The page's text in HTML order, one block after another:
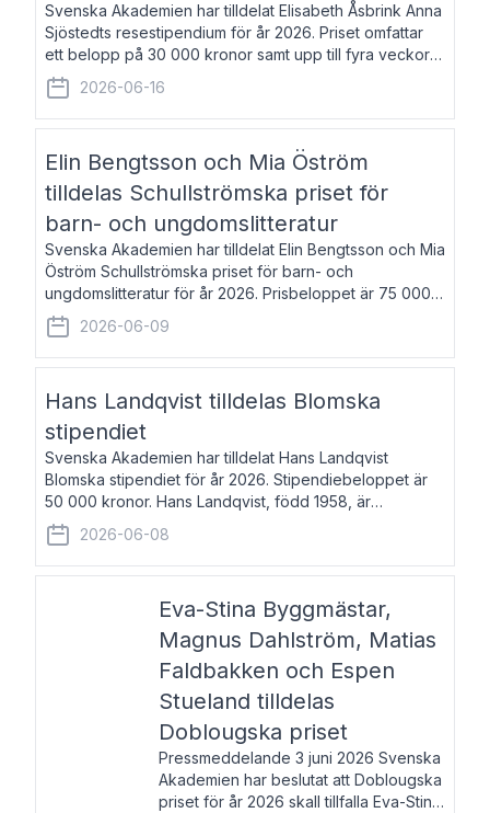
Svenska Akademien har tilldelat Elisabeth Åsbrink Anna
Sjöstedts resestipendium för år 2026. Priset omfattar
ett belopp på 30 000 kronor samt upp till fyra veckors
fri vistelse i Akademiens lägenhet i Berlin. Elisabeth
Åsbrink, född 1965 oc
2026-06-16
Elin Bengtsson och Mia Öström
tilldelas Schullströmska priset för
barn- och ungdomslitteratur
Svenska Akademien har tilldelat Elin Bengtsson och Mia
Öström Schullströmska priset för barn- och
ungdomslitteratur för år 2026. Prisbeloppet är 75 000
kronor vardera. Elin Bengtsson, född 1987, är författare
och forskare i genusvetenskap.
2026-06-09
Hans Landqvist tilldelas Blomska
stipendiet
Svenska Akademien har tilldelat Hans Landqvist
Blomska stipendiet för år 2026. Stipendiebeloppet är
50 000 kronor. Hans Landqvist, född 1958, är
professor i svenska vid Göteborgs universitet. Han
disputerade år 2000 på avhandlingen Författn
2026-06-08
Eva-Stina Byggmästar,
Magnus Dahlström, Matias
Faldbakken och Espen
Stueland tilldelas
Doblougska priset
Pressmeddelande 3 juni 2026 Svenska
Akademien har beslutat att Doblougska
priset för år 2026 skall tillfalla Eva-Stina